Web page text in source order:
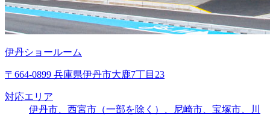
伊丹ショールーム
〒664-0899 兵庫県伊丹市大鹿7丁目23
対応エリア
伊丹市、西宮市（一部を除く）、尼崎市、宝塚市、川